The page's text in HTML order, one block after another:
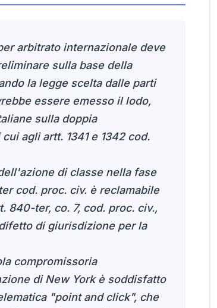
arbitrato internazionale deve
sulla base della
la legge scelta dalle parti
essere emesso il lodo,
sulla doppia
agli artt. 1341 e 1342 cod.
di classe nella fase
cod. proc. civ. è reclamabile
840-ter, co. 7, cod. proc. civ.,
di giurisdizione per la
compromissoria
di New York è soddisfatto
"point and click", che